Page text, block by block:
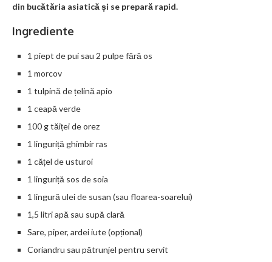
din bucătăria asiatică și se prepară rapid.
Ingrediente
1 piept de pui sau 2 pulpe fără os
1 morcov
1 tulpină de țelină apio
1 ceapă verde
100 g tăiței de orez
1 linguriță ghimbir ras
1 cățel de usturoi
1 linguriță sos de soia
1 lingură ulei de susan (sau floarea-soarelui)
1,5 litri apă sau supă clară
Sare, piper, ardei iute (opțional)
Coriandru sau pătrunjel pentru servit